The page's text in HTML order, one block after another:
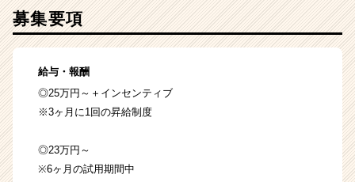
募集要項
給与・報酬
◎25万円～＋インセンティブ
※3ヶ月に1回の昇給制度
◎23万円～
※6ヶ月の試用期間中